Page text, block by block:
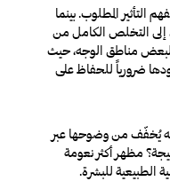
التأثير المطلوب. بينما
إلى التخلص الكامل من
لبعض مناطق الوجه، حيث
ضرورياً للحفاظ على
يُخفّف من وضوحها عبر
مظهر أكثر نعومة
الطبيعية للبشرة.